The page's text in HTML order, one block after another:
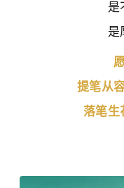
是
是
提笔从
落笔生